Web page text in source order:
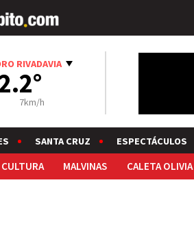
RIVADAVIA
7km/h
SANTA CRUZ ESPECTÁCULOS
CULTURA MALVINAS CALETA OLIVIA